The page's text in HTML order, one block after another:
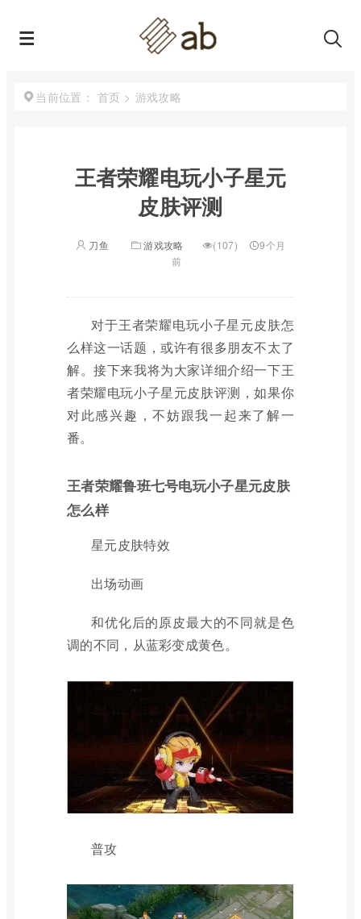
当前位置： 首页 > 游戏攻略
王者荣耀电玩小子星元
皮肤评测
刀鱼 游戏攻略 (107)
9个月
前
对于王者荣耀电玩小子星元皮肤怎
么样这一话题，或许有很多朋友不太了
解。接下来我将为大家详细介绍一下王
者荣耀电玩小子星元皮肤评测，如果你
对此感兴趣，不妨跟我一起来了解一
番。
王者荣耀鲁班七号电玩小子星元皮肤
怎么样
星元皮肤特效
出场动画
和优化后的原皮最大的不同就是色
调的不同，从蓝彩变成黄色。
普攻